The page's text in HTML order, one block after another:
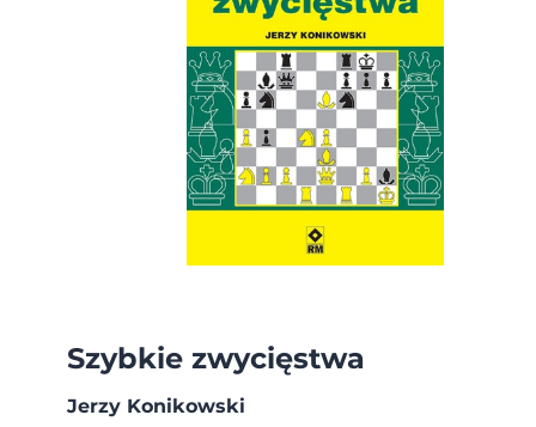
Szybkie zwycięstwa
Jerzy Konikowski